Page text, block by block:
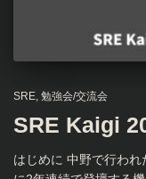
SRE 勉強会/交流会
SRE Kaigi
はじめに 中野で行わ